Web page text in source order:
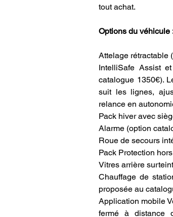
tout achat.
Options du véhicule
Attelage rétractable
IntelliSafe Assist
catalogue 1350€).
suit les lignes,
relance en
Pack hiver avec
Alarme (option
Roue de secours
Pack Protection
Vitres arrière
Chauffage de
proposée au
Application mobile
fermé à distance